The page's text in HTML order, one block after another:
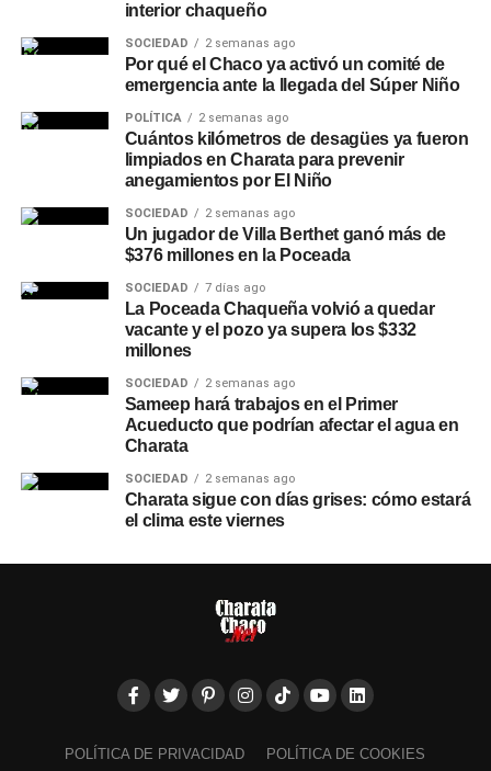
interior chaqueño
SOCIEDAD 2 semanas ago
Por qué el Chaco ya activó un comité de
emergencia ante la llegada del Súper Niño
POLÍTICA 2 semanas ago
Cuántos kilómetros de desagües ya fueron
limpiados en Charata para prevenir
anegamientos por El Niño
SOCIEDAD 2 semanas ago
Un jugador de Villa Berthet ganó más de
$376 millones en la Poceada
SOCIEDAD 7 días ago
La Poceada Chaqueña volvió a quedar
vacante y el pozo ya supera los $332
millones
SOCIEDAD 2 semanas ago
Sameep hará trabajos en el Primer
Acueducto que podrían afectar el agua en
Charata
SOCIEDAD 2 semanas ago
Charata sigue con días grises: cómo estará
el clima este viernes
POLÍTICA DE PRIVACIDAD POLÍTICA DE COOKIES